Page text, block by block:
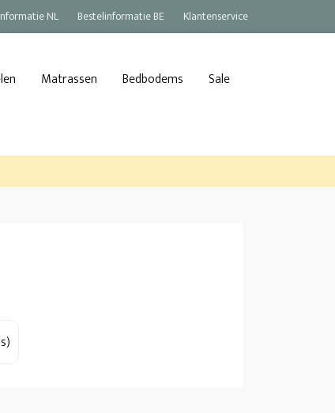
NL Bestelinformatie BE Klantenservice
Matrassen Bedbodems Sale